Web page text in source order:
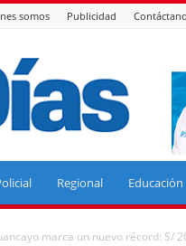
somos Publicidad
7
Días
Regional Educación
marca un nuevo récord: S/